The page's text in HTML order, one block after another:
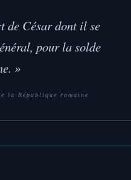
de César dont il se
pour la solde
»
la République romaine